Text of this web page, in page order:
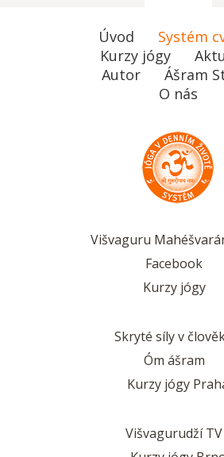
Úvod
Systém
Kurzy jógy
Autor
Ášram
O nás
Višvaguru
Facebook
Kurzy jógy
Skryté síly v
Óm ášram
Kurzy jógy
Višvagurudží TV